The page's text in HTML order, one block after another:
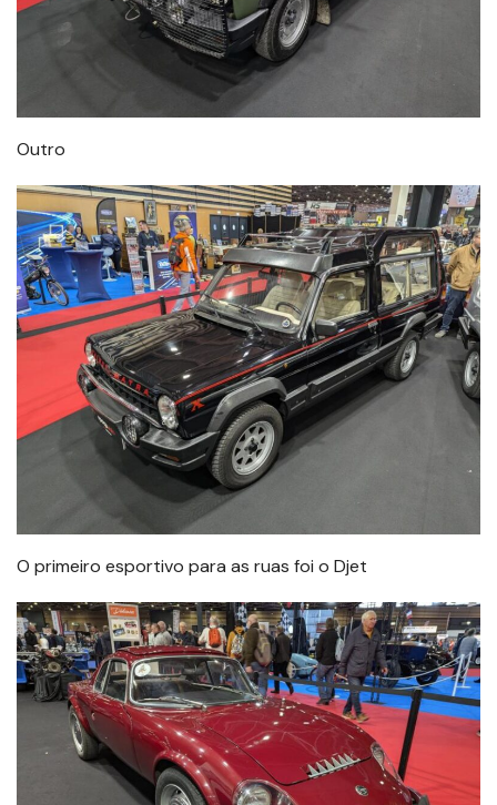
Outro
O primeiro esportivo para as ruas foi o Djet